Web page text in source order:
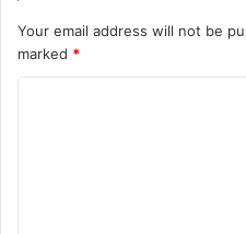
Your email address will not be
marked *